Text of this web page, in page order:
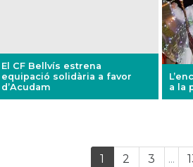
El CF Bellvís estrena
equipació solidària a favor
d’Acudam
a la
1 (current)
2 3 ...